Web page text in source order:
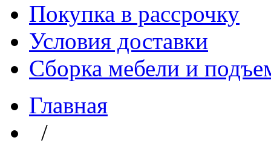
Покупка в рассрочку
Условия доставки
Сборка мебели и
Главная
/